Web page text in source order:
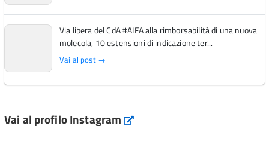
Via libera del CdA #AIFA alla rimborsabilità di una nuova
molecola, 10 estensioni di indicazione ter...
Vai al post →
Vai al post →
Vai al profilo Instagram Instagram